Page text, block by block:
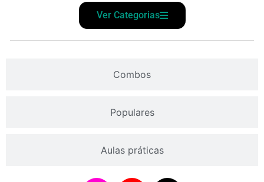
Combos
Populares
Aulas práticas
Ver Categorias